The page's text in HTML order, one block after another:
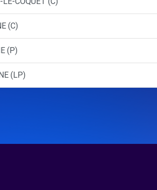
(C)
(P)
(LP)